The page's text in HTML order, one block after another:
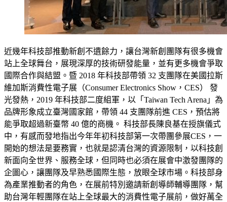
近幾年科技部推動新創不遺餘力，讓台灣新創團隊有很多機會
站上全球舞台，展現深厚的技術研發能量，並有更多機會爭取
國際合作與結盟。暨 2018 年科技部帶領 32 支團隊在美國拉斯
維加斯消費性電子展（Consumer Electronics Show，CES） 發
光發熱，2019 年科技部二度組軍，以「Taiwan Tech Arena」為
品牌形象成立臺灣國家館，帶領 44 支團隊前進 CES，預估將
能爭取超過新臺幣 40 億的商機。 科技部長陳良基在授旗儀式
中，有感而發地指出今年年初科技部第一次帶團參展CES，一
開始的想法是要務實，也就是認清台灣的資源限制，以科技創
新面向全世界、服務全球，但同時也必須在展會中激發團隊的
企圖心，讓團隊及早熟悉國際生態，放眼全球市場。科技部身
為產業推動者的角色，在展前特別邀請新創導師輔導團隊，幫
助台灣年輕團隊在站上全球最大的消費性電子展前，做好萬全